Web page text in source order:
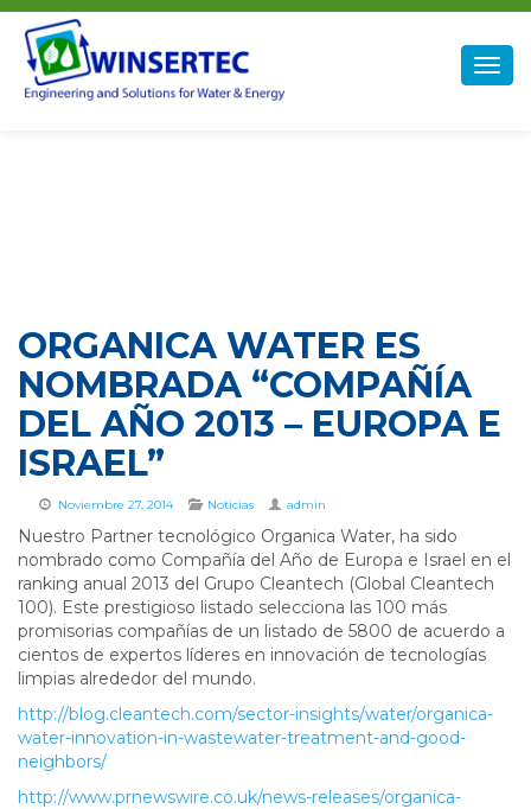
Winsertec
ORGANICA WATER ES
NOMBRADA “COMPAÑÍA
DEL AÑO 2013 – EUROPA E
ISRAEL”
Noviembre 27, 2014 Noticias admin
Nuestro Partner tecnológico Organica Water, ha sido
nombrado como Compañía del Año de Europa e Israel en el
ranking anual 2013 del Grupo Cleantech (Global Cleantech
100). Este prestigioso listado selecciona las 100 más
promisorias compañías de un listado de 5800 de acuerdo a
cientos de expertos líderes en innovación de tecnologías
limpias alrededor del mundo.
http://blog.cleantech.com/sector-insights/water/organica-
water-innovation-in-wastewater-treatment-and-good-
neighbors/
http://www.prnewswire.co.uk/news-releases/organica-